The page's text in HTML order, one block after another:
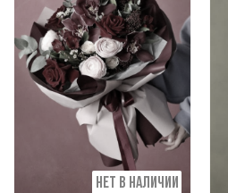
НЕТ В НАЛИЧИИ